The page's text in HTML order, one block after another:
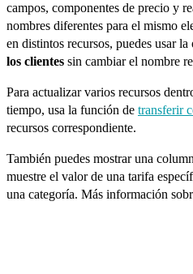
campos, componentes de precio y
nombres diferentes para el mismo
en distintos recursos, puedes usar la
los clientes sin cambiar el nombre
Para actualizar varios recursos
tiempo, usa la función de transferir
recursos correspondiente.
También puedes mostrar una
muestre el valor de una tarifa
una categoría. Más información